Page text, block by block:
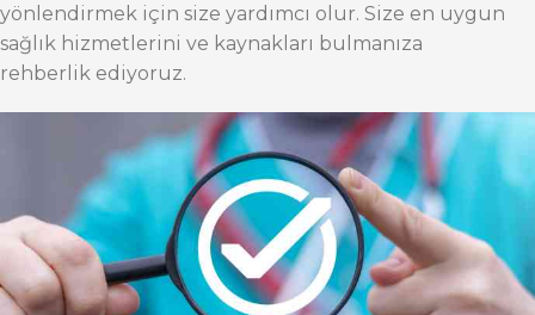
yönlendirmek için size yardımcı olur. Size en uygun
sağlık hizmetlerini ve kaynakları bulmanıza
rehberlik ediyoruz.